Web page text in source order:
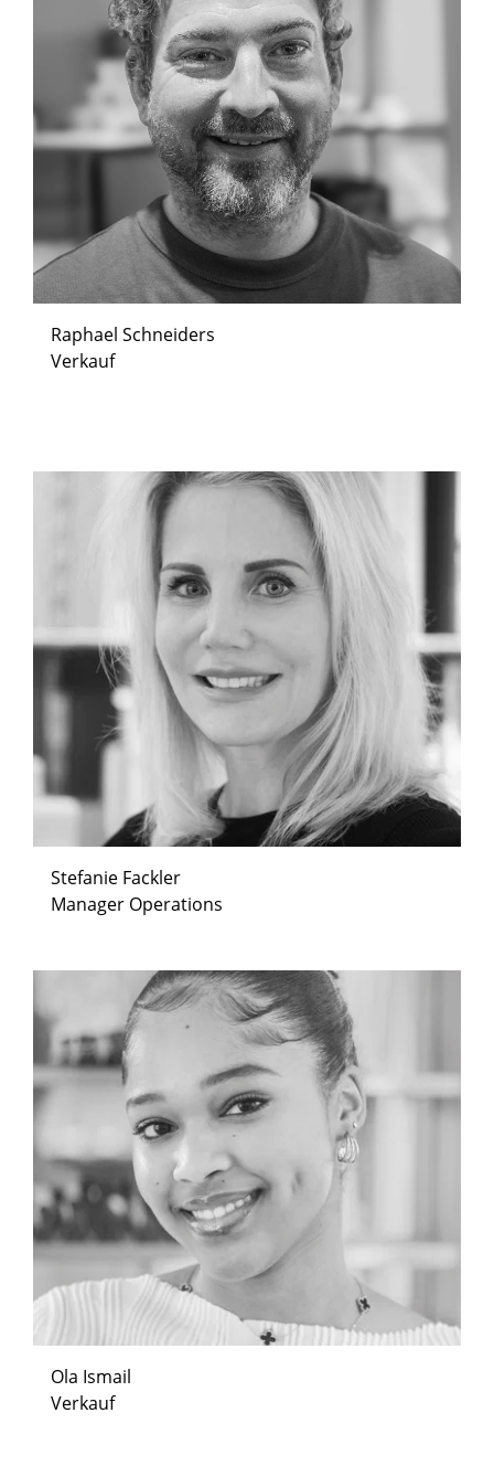
Raphael Schneiders
Verkauf
Stefanie Fackler
Manager Operations
Ola Ismail
Verkauf